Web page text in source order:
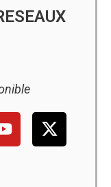
Y
o
X
-